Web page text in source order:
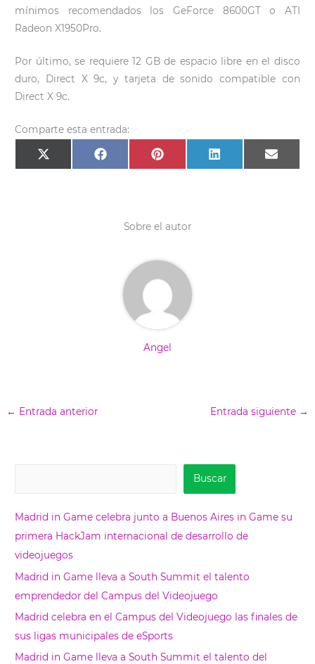
mínimos recomendados los GeForce 8600GT o ATI
Radeon X1950Pro.
Por último, se requiere 12 GB de espacio libre en el disco
duro, Direct X 9c, y tarjeta de sonido compatible con
Direct X 9c.
Comparte esta entrada:
Compartir
en
X
(
Compartir
en
F
a
Compartir
en
P
i
s
t
Compartir
en
L
i
en
E
m
Sobre el autor
Angel
← Entrada anterior Entrada siguiente →
s
Buscar
Madrid in Game celebra junto a Buenos Aires in Game su
primera HackJam internacional de desarrollo de
videojuegos
Madrid in Game lleva a South Summit el talento
emprendedor del Campus del Videojuego
Madrid celebra en el Campus del Videojuego las finales de
sus ligas municipales de eSports
Madrid in Game lleva a South Summit el talento del